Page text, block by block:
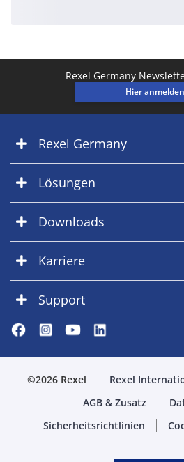
Rexel Germany
Hier
Rexel Germany
Lösungen
Downloads
Karriere
Support
©2026 Rexel Rexel
AGB & Zusatz
Sicherheitsrichtlinien